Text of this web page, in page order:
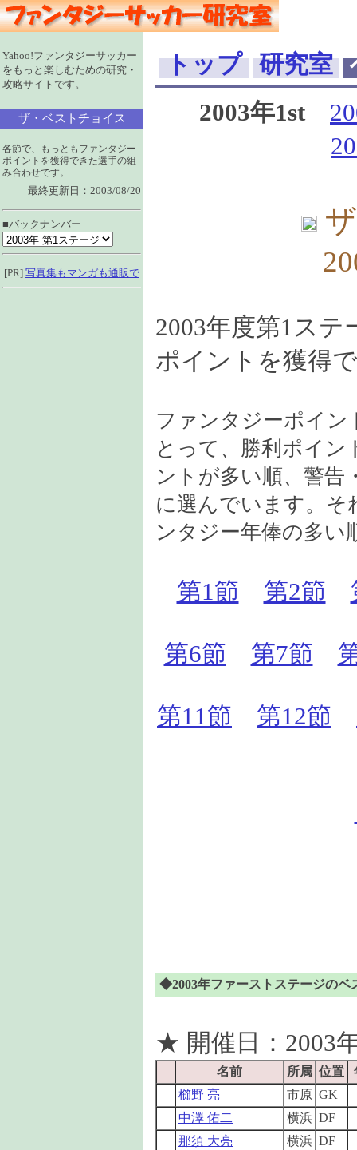
Yahoo!ファンタジーサッカー
をもっと楽しむための研究・
攻略サイトです。
ザ・ベストチョイス
各節で、もっともファンタジー
ポイントを獲得できた選手の組
み合わせです。
最終更新日：2003/08/20
■バックナンバー
[PR] 写真集もマンガも通販で
トップ 研究室
2003年1st
2003年度第1ス
ポイントを獲得
ファンタジーポイン
とって、勝利ポイン
ントが多い順、警告
に選んでいます。そ
ンタジー年俸の多い
第1節 第2節
第6節 第7節
第11節 第12節
◆2003年ファーストステージの
★ 開催日：2003
名前 所属 位置
櫛野 亮
市原 GK
中澤 佑二
横浜 DF
那須 大亮
横浜 DF